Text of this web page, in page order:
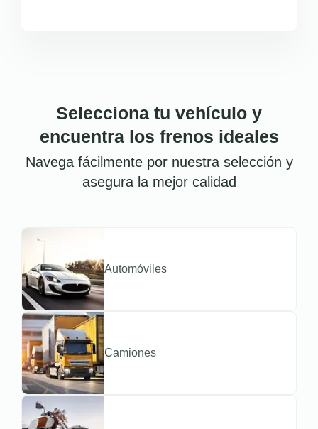
Selecciona tu vehículo y
encuentra los frenos ideales
Navega fácilmente por nuestra selección y
asegura la mejor calidad
Automóviles
Camiones